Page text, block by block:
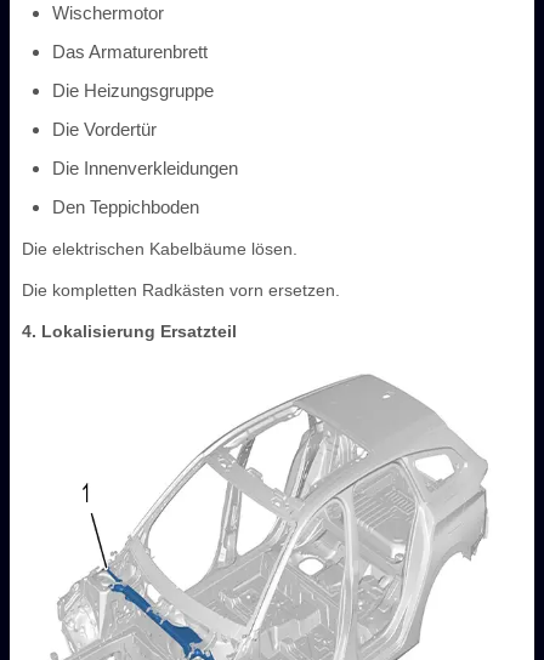
Wischermotor
Das Armaturenbrett
Die Heizungsgruppe
Die Vordertür
Die Innenverkleidungen
Den Teppichboden
Die elektrischen Kabelbäume lösen.
Die kompletten Radkästen vorn ersetzen.
4. Lokalisierung Ersatzteil